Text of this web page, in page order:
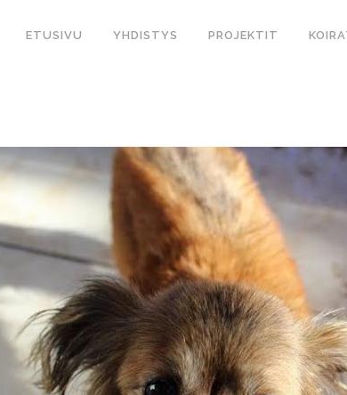
ETUSIVU YHDISTYS PROJEKTIT